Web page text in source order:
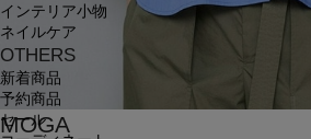
インテリア小物
ネイルケア
OTHERS
新着商品
予約商品
セール
MOGA